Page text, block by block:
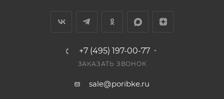
применения. При обнаружении чувствительности
компонентом - прекратить использование.
Состав: нетканое полотно, пропитывающий лосьон.
+7 (495) 197-00-77
ЗАКАЗАТЬ ЗВОНОК
sale@poribke.ru